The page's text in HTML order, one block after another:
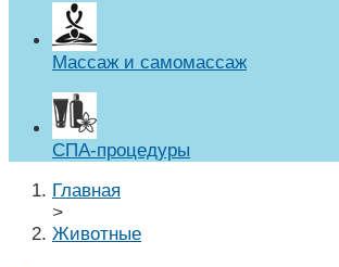
Массаж и самомассаж
СПА-процедуры
Главная
>
Животные